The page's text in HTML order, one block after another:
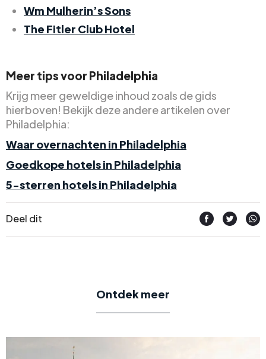
Wm Mulherin’s Sons
The Fitler Club Hotel
Meer tips voor Philadelphia
Krijg meer geweldige inhoud zoals de gids
hierboven! Bekijk deze andere artikelen over
Philadelphia:
Waar overnachten in Philadelphia
Goedkope hotels in Philadelphia
5-sterren hotels in Philadelphia
Deel dit
Ontdek meer